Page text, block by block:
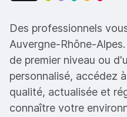
Des professionnels
Auvergne-Rhône-
de premier niveau ou
personnalisé, accédez
qualité, actualisée et
connaître votre